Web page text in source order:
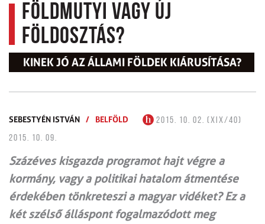
Földmutyi vagy új
földosztás?
KINEK JÓ AZ ÁLLAMI FÖLDEK KIÁRUSÍTÁSA?
SEBESTYÉN ISTVÁN / BELFÖLD
2015. 10. 02. (XIX/40)
2015. 10. 09.
Százéves kisgazda programot hajt végre a
kormány, vagy a politikai hatalom átmentése
érdekében tönkreteszi a magyar vidéket? Ez a
két szélső álláspont fogalmazódott meg